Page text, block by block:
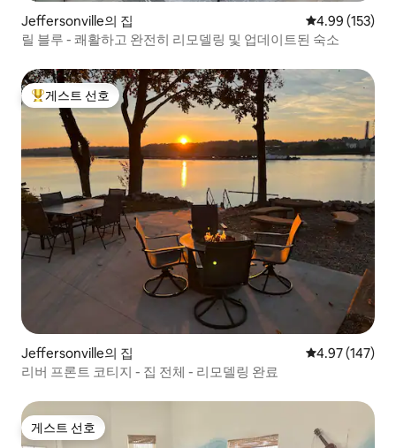
Jeffersonville의 집 평점 4.99점(5
4.99 (153)
릴 블루 - 쾌활하고 완전히 리모델링 및 업데이트된 숙소
상위 게스트 선호
게스트 선호
Jeffersonville의 집 평점 4.97점(5
4.97 (147)
리버 프론트 코티지 - 집 전체 - 리모델링 완료
게스트 선호
게스트 선호